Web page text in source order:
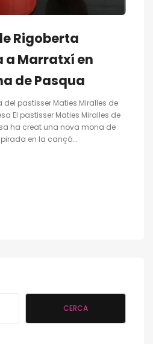
Rigoberta
a Marratxí en
de Pasqua
del pastisser Maties Miralles de
El pastisser Maties Miralles de
ha creat una nova mona de
en la cançó...
CERCA